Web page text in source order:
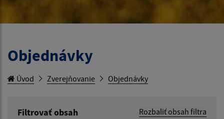
Objednávky
Úvod Zverejňovanie Objednávky
Filtrovať obsah
Rozbaliť obsah filtra